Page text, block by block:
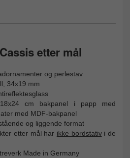
etter mål
og perlestav
34x19 mm
cm bakpanel i papp med
med MDF-bakpanel
og liggende format
etter mål har ikke bordstativi de
Made in Germany